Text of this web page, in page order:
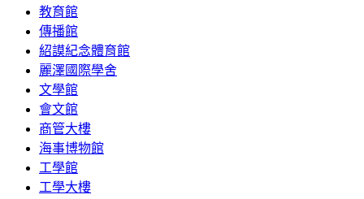
教育館
傳播館
紹謨紀念體育館
麗澤國際學舍
文學館
會文館
商管大樓
海事博物館
工學館
工學大樓